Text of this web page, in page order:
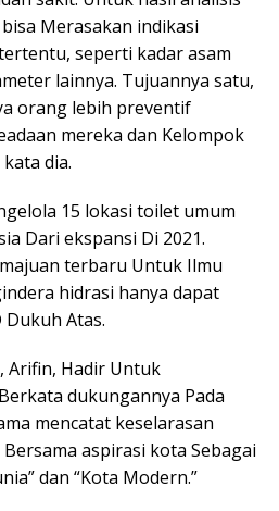
Merasakan indikasi
seperti kadar asam
lainnya. Tujuannya satu,
orang lebih preventif
mereka dan Kelompok
dia.
15 lokasi toilet umum
Dari ekspansi Di 2021.
terbaru Untuk Ilmu
hidrasi hanya dapat
Atas.
Arifin, Hadir Untuk
dukungannya Pada
mencatat keselarasan
aspirasi kota Sebagai
dan “Kota Modern.”